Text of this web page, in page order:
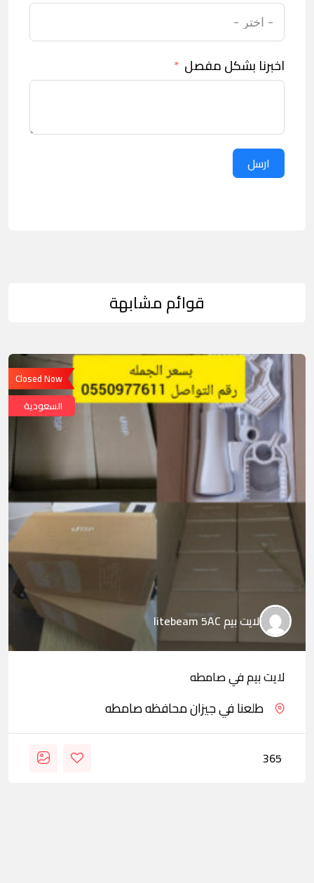
اخبرنا بشكل مفصل
ارسل
قوائم مشابهة
Closed Now
السعودية
لايت بيم litebeam 5AC
لايت بيم في صامطه
طلعنا في جيزان محافظه صامطه
365